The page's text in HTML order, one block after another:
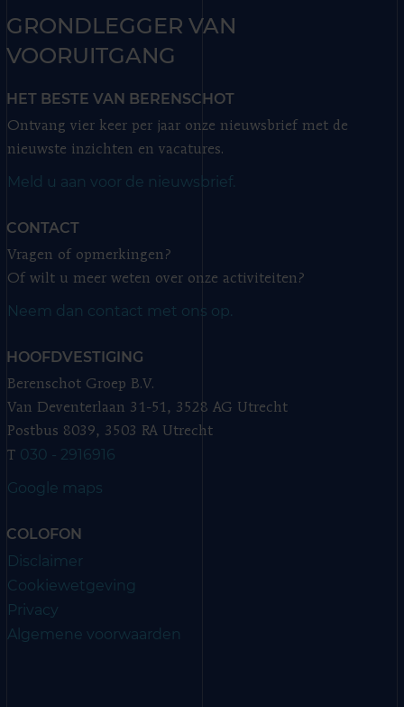
GRONDLEGGER VAN
VOORUITGANG
HET BESTE VAN BERENSCHOT
Ontvang vier keer per jaar onze nieuwsbrief met de
nieuwste inzichten en vacatures.
Meld u aan voor de nieuwsbrief.
CONTACT
Vragen of opmerkingen?
Of wilt u meer weten over onze activiteiten?
Neem dan contact met ons op.
HOOFDVESTIGING
Berenschot Groep B.V.
Van Deventerlaan 31-51, 3528 AG Utrecht
Postbus 8039, 3503 RA Utrecht
T 030 - 2916916
Google maps
COLOFON
Disclaimer
Cookiewetgeving
Privacy
Algemene voorwaarden